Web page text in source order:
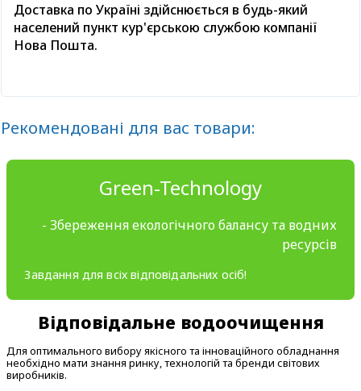
Доставка по Україні здійснюється в будь-який
населений пункт кур'єрською службою компанії
Нова Пошта.
Рекомендовані для вас товари:
Green-Technology
- Збереження екологічного балансу та водних
ресурсів
Завдання для всіх відповідальних осіб!
Відповідальне водоочищення
Для оптимального вибору якісного та інноваційного обладнання
необхідно мати знання ринку, технологій та бренди світових
виробників.